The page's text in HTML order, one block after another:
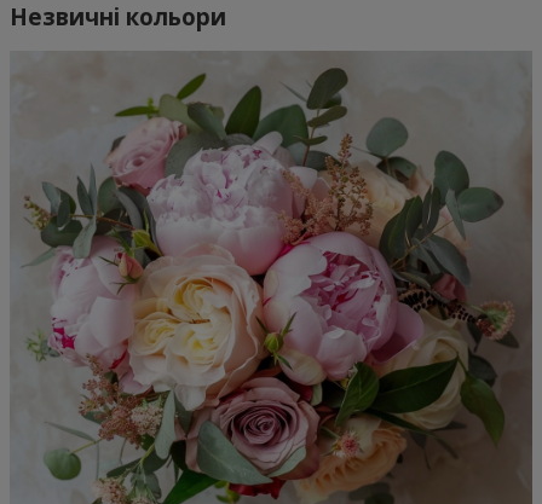
Незвичні кольори